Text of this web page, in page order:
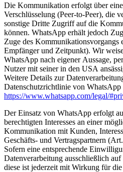
Die Kommunikation erfolgt über
Verschlüsselung (Peer-to-Peer), die
sonstige Dritte Zugriff auf die
können. WhatsApp erhält jedoch
Zuge des Kommunikationsvorgangs
Empfänger und Zeitpunkt). Wir
WhatsApp nach eigener Aussage,
Nutzer mit seiner in den USA
Weitere Details zur
Datenschutzrichtlinie von WhatsApp
https://www.whatsapp.com/legal/
Der Einsatz von WhatsApp erfolgt
berechtigten Interesses an einer
Kommunikation mit Kunden,
Geschäfts- und Vertragspartnern
Sofern eine entsprechende
Datenverarbeitung ausschließlich
diese ist jederzeit mit Wirkung für